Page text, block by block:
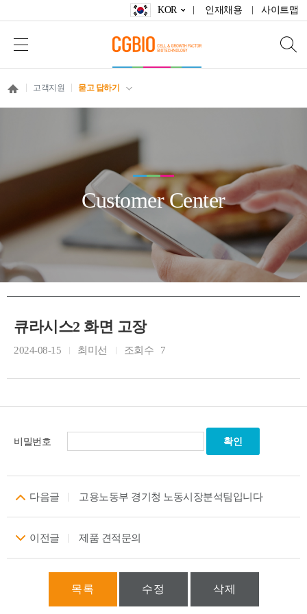
KOR 인재채용 사이트맵
고객지원 묻고 답하기
Customer Center
큐라시스2 화면 고장
2024-08-15 최미선 조회수 7
비밀번호
다음글 고용노동부 경기청 노동시장분석팀입니다
이전글 제품 견적문의
목록 수정 삭제